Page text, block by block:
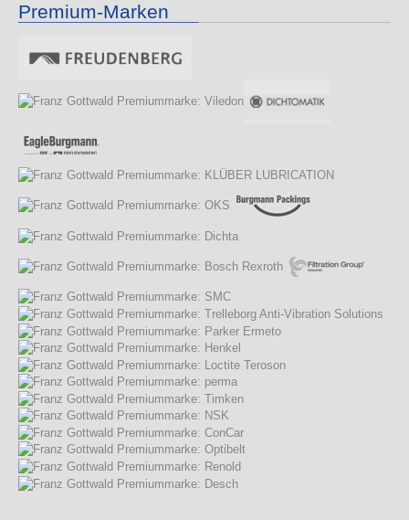
Premium-Marken